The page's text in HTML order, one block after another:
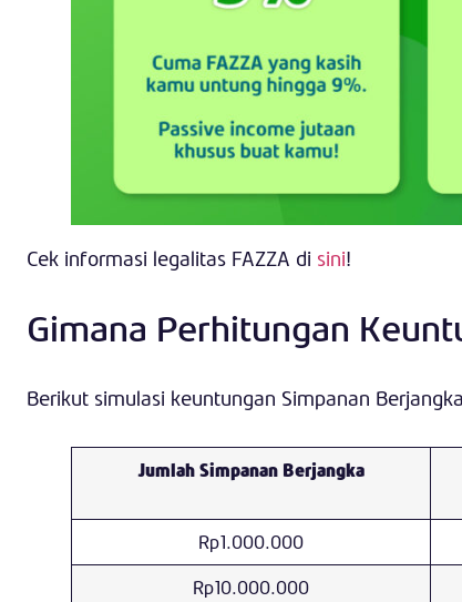
Cek informasi legalitas FAZZA di sini!
Gimana Perhitungan
Berikut simulasi keuntungan Simpanan
Jumlah Simpanan Berjangka
Rp1.000.000
Rp10.000.000